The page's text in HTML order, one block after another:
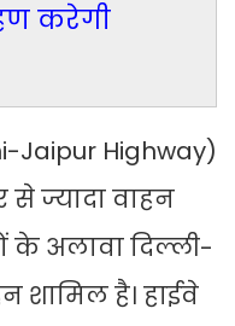
करेगी
Jaipur Highway)
ज्यादा वाहन
के अलावा दिल्ली-
है। हाईवे